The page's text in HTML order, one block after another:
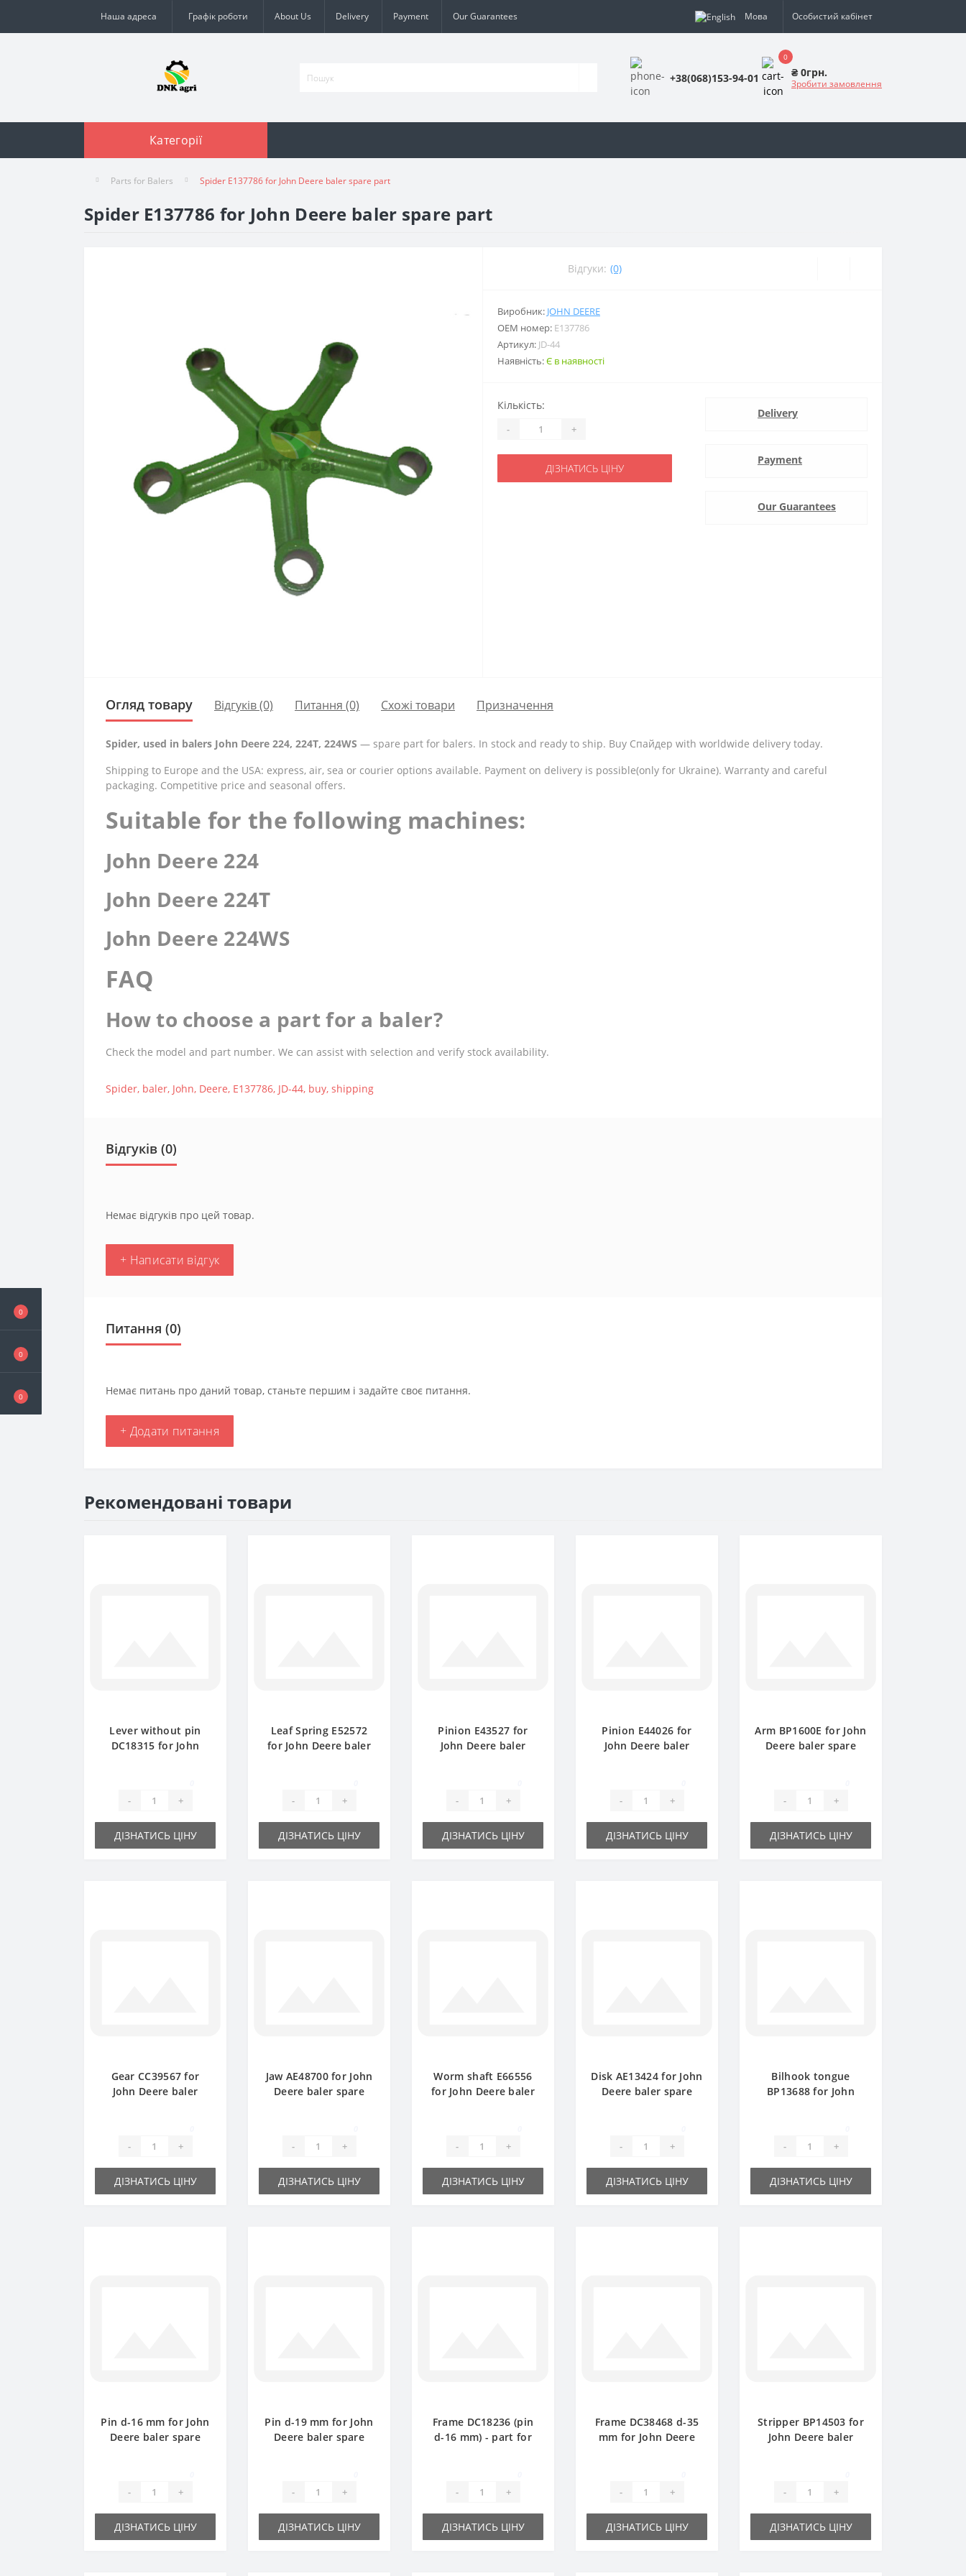
0
0
0
Наша адреса Графік роботи About Us Delivery Payment Our Guarantees Мова Особистий кабінет
+38(068)153-94-01
0
₴ 0грн.
Зробити замовлення
Категорії
Parts for Balers Spider E137786 for John Deere baler spare part
Spider E137786 for John Deere baler spare part
Відгуки: (0)
Виробник: JOHN DEERE
ОЕМ номер: E137786
Артикул: JD-44
Наявність:Є в наявності
Кількість:
- +
ДІЗНАТИСЬ ЦІНУ
Delivery
Payment
Our Guarantees
Огляд товару Відгуків (0) Питання (0) Схожі товари Призначення
Spider, used in balers John Deere 224, 224Т, 224WS — spare part for balers. In stock and ready to ship. Buy Спайдер with worldwide delivery today.
Shipping to Europe and the USA: express, air, sea or courier options available. Payment on delivery is possible(only for Ukraine). Warranty and careful
packaging. Competitive price and seasonal offers.
Suitable for the following machines:
John Deere 224
John Deere 224T
John Deere 224WS
FAQ
How to choose a part for a baler?
Check the model and part number. We can assist with selection and verify stock availability.
Spider, baler, John, Deere, E137786, JD-44, buy, shipping
Відгуків (0)
Немає відгуків про цей товар.
+ Написати відгук
Питання (0)
Немає питань про даний товар, станьте першим і задайте своє питання.
+ Додати питання
Рекомендовані товари
Lever without pin
DC18315 for John
- +
ДІЗНАТИСЬ ЦІНУ
Leaf Spring E52572
for John Deere baler
- +
ДІЗНАТИСЬ ЦІНУ
Pinion E43527 for
John Deere baler
- +
ДІЗНАТИСЬ ЦІНУ
Pinion E44026 for
John Deere baler
- +
ДІЗНАТИСЬ ЦІНУ
Arm BP1600E for John
Deere baler spare
- +
ДІЗНАТИСЬ ЦІНУ
Gear СС39567 for
John Deere baler
- +
ДІЗНАТИСЬ ЦІНУ
Jaw АЕ48700 for John
Deere baler spare
- +
ДІЗНАТИСЬ ЦІНУ
Worm shaft E66556
for John Deere baler
- +
ДІЗНАТИСЬ ЦІНУ
Disk АЕ13424 for John
Deere baler spare
- +
ДІЗНАТИСЬ ЦІНУ
Bilhook tongue
BP13688 for John
- +
ДІЗНАТИСЬ ЦІНУ
Pin d-16 mm for John
Deere baler spare
- +
ДІЗНАТИСЬ ЦІНУ
Pin d-19 mm for John
Deere baler spare
- +
ДІЗНАТИСЬ ЦІНУ
Frame DC18236 (pin
d-16 mm) - part for
- +
ДІЗНАТИСЬ ЦІНУ
Frame DC38468 d-35
mm for John Deere
- +
ДІЗНАТИСЬ ЦІНУ
Stripper BP14503 for
John Deere baler
- +
ДІЗНАТИСЬ ЦІНУ